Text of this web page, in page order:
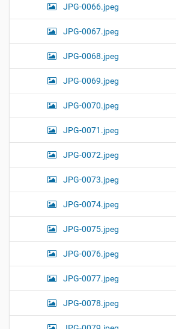
JPG-0066.jpeg
JPG-0067.jpeg
JPG-0068.jpeg
JPG-0069.jpeg
JPG-0070.jpeg
JPG-0071.jpeg
JPG-0072.jpeg
JPG-0073.jpeg
JPG-0074.jpeg
JPG-0075.jpeg
JPG-0076.jpeg
JPG-0077.jpeg
JPG-0078.jpeg